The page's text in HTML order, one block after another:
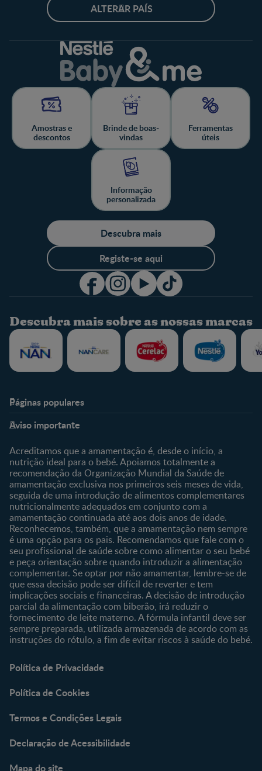
ALTERAR PAÍS
Amostras e
descontos
Brinde de boas-
vindas
Ferramentas
úteis
Informação
personalizada
Descubra mais
Registe-se aqui
Descubra mais sobre as nossas marcas
Páginas populares
Sobre Nós
Sobre o Clube
Clube Bebé Nestlé
Entrar/Registe-se
Comprar
Os nossos produtos
As nossas marcas
Aviso importante
Acreditamos que a amamentação é, desde o início, a
nutrição ideal para o bebé. Apoiamos totalmente a
recomendação da Organização Mundial da Saúde de
amamentação exclusiva nos primeiros seis meses de vida,
seguida de uma introdução de alimentos complementares
nutricionalmente adequados em conjunto com a
amamentação continuada até aos dois anos de idade.
Reconhecemos, também, que a amamentação nem sempre
é uma opção para os pais. Recomendamos que fale com o
seu profissional de saúde sobre como alimentar o seu bebé
e peça orientação sobre quando introduzir a alimentação
complementar. Se optar por não amamentar, lembre-se de
que essa decisão pode ser difícil de reverter e tem
implicações sociais e financeiras. A decisão de introdução
parcial da alimentação com biberão, irá reduzir o
fornecimento de leite materno. A fórmula infantil deve ser
sempre preparada, utilizada armazenada de acordo com as
instruções do rótulo, a fim de evitar riscos à saúde do bebé.
Política de Privacidade
Política de Cookies
Termos e Condições Legais
Declaração de Acessibilidade
Mapa do site